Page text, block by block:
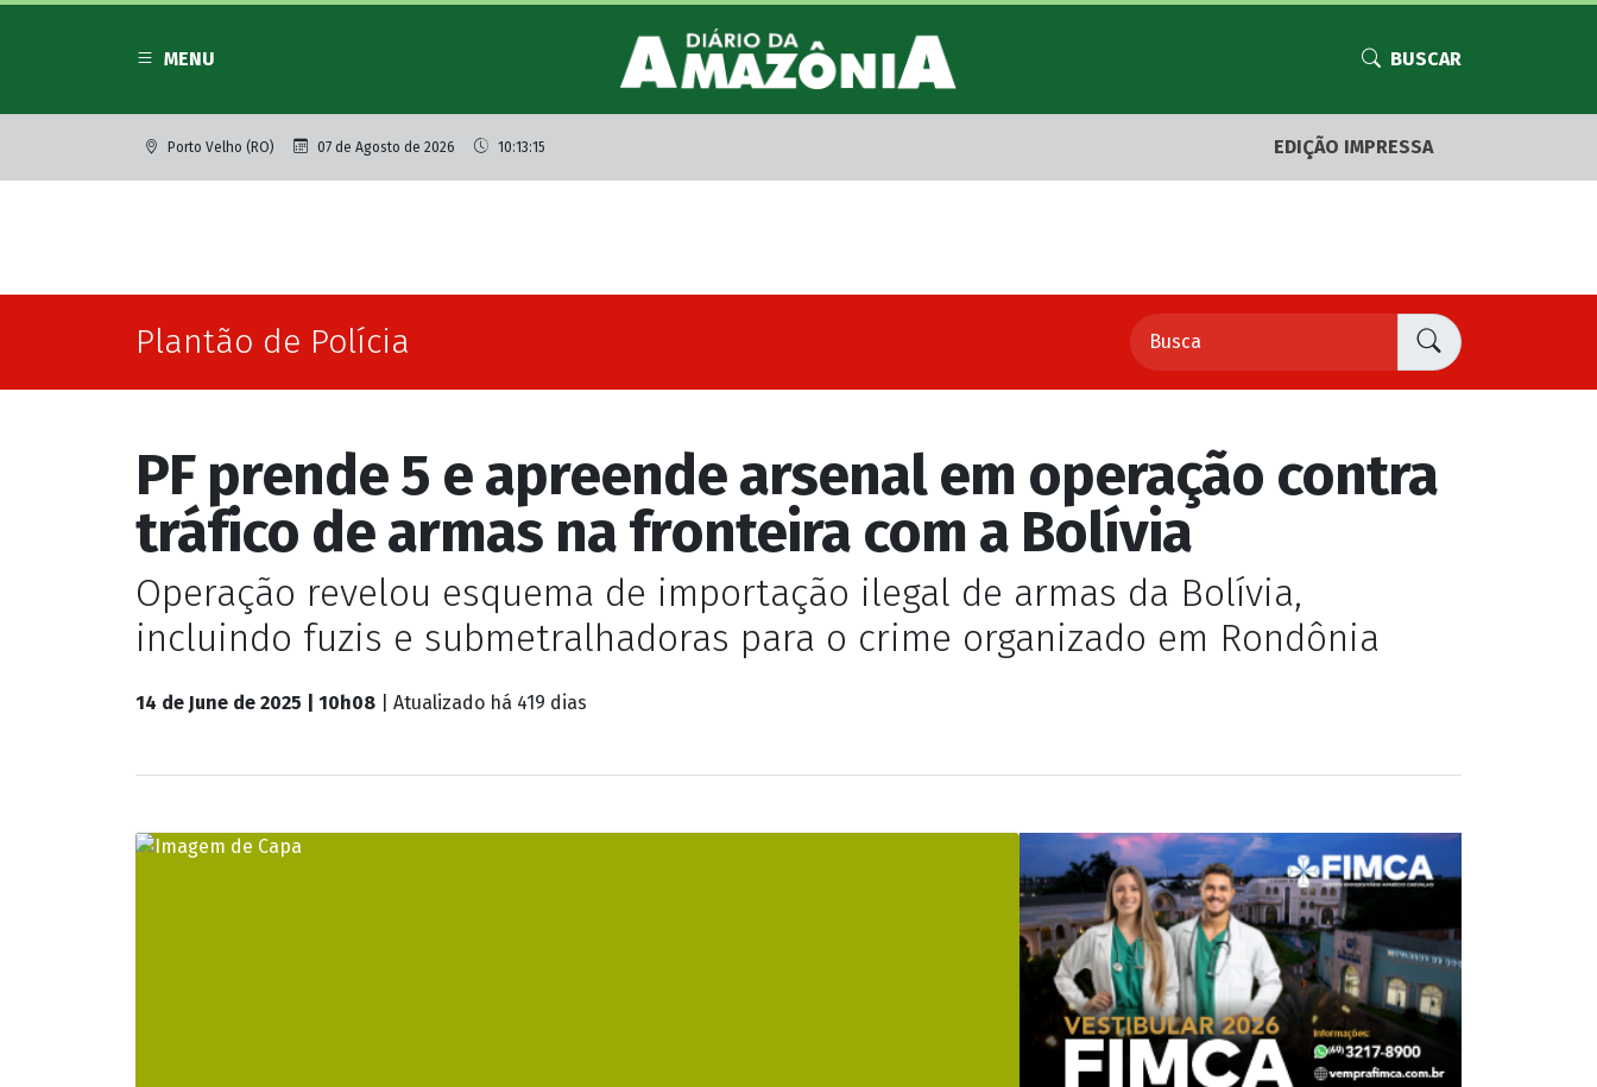
MENU BUSCAR
Porto Velho (RO) 07 de Agosto de 2026 10:13:15 EDIÇÃO IMPRESSA
Plantão de Polícia
PF prende 5 e apreende arsenal em operação contra
tráfico de armas na fronteira com a Bolívia
Operação revelou esquema de importação ilegal de armas da Bolívia,
incluindo fuzis e submetralhadoras para o crime organizado em Rondônia
14 de June de 2025 | 10h08 | Atualizado há 419 dias